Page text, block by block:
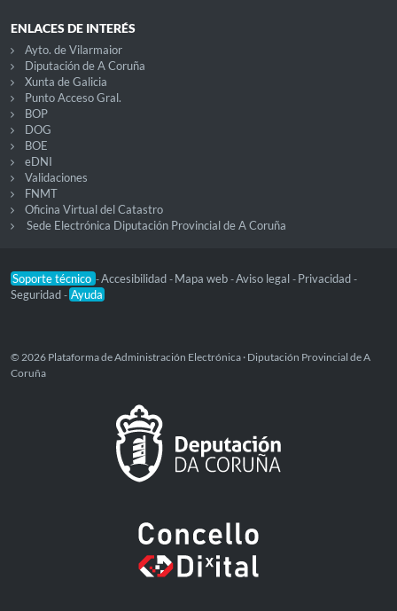
ENLACES DE INTERÉS
Ayto. de Vilarmaior
Diputación de A Coruña
Xunta de Galicia
Punto Acceso Gral.
BOP
DOG
BOE
eDNI
Validaciones
FNMT
Oficina Virtual del Catastro
Sede Electrónica Diputación Provincial de A Coruña
Soporte técnico -Accesibilidad - Mapa web -Aviso legal - Privacidad -
Seguridad - Ayuda
© 2026 Plataforma de Administración Electrónica · Diputación Provincial de A
Coruña